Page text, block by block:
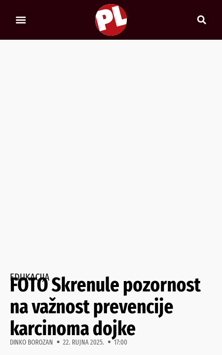
EDUKACIJA
FOTO Skrenule pozornost
na važnost prevencije
karcinoma dojke
DINKO BOROZAN 22. RUJNA 2025. 17:00